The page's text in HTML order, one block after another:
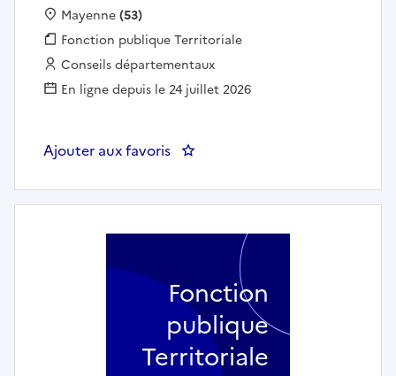
Localisation :
Mayenne(53)
Fonction publique :
Fonction publique Territoriale
Employeur :
Conseils départementaux
En ligne depuis le 24 juillet 2026
Ajouter aux favoris : Un référent / Une référente
Fonction
publique
Territoriale